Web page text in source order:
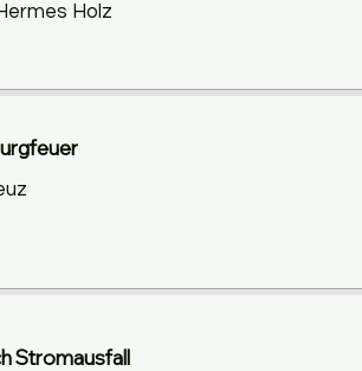
Holz
Stromausfall